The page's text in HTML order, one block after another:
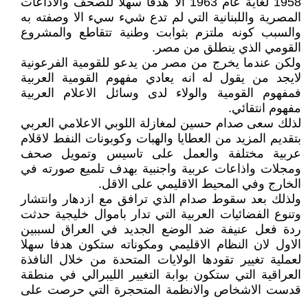
المصرية واللبنانية التي لم تدع شيء سيء الا وصفته به
والسبب كونه ملتزم بثوابت وطنية تتقاطع والمشروع
القومي الذي ينطلق من مصر.
ولكن عندما يخرج من مصر من يدعو للقومية الفرعونية
لايجد من يقول له انه يعادي مفهوم القومية العربية
فمفهوم القومية والولاء لدى وسائل الاعلام العربية
مفهوم انتقائي.
لذلك سعى صدام حسين لمغازلة اللوبي الاعلامي العربي
بتقديم المزيد من العطايا والهبات وكوبونات النفط لاقلام
عربية مختلفة والعمل على تاسيس وتمويل صحف
ومجلات واذاعات عربية واجنبية بهدف تلميع صورته في
الخارج وفي المحيط الاقليمي على الاقل.
ولذلك بعد سقوط صدام الذي ترافق مع ازدهار وانتشار
وتنوع الفضائيات العربية التي تدار باموال خليجية حدثت
ردة فعل عنيفة ضد الوضع الجديد في العراق لسببين
الاول لان النظام الاقليمي ومكوناته ستكون هدفا سهلا
لعملية تغيير تقودها الولايات المتحدة من خلال النافذة
العراقية التي ستكون بوابة التغيير الليبرالي في منطقة
قدست الاشخاص والانظمة المتحجرة التي حرصت على